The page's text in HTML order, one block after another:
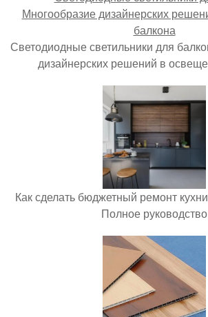
Светодиодные светильники для
дизайнерских решений в
Как сделать бюджетный ремонт
Полное руководство